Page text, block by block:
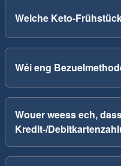
Welche Keto-
Wéi eng
Wouer weess ech,
Kredit-/